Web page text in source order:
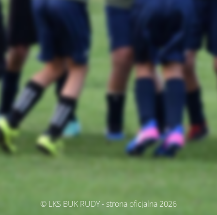
© LKS BUK RUDY - strona oficjalna 2026